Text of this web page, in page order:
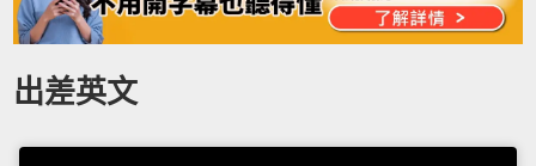
出差英文